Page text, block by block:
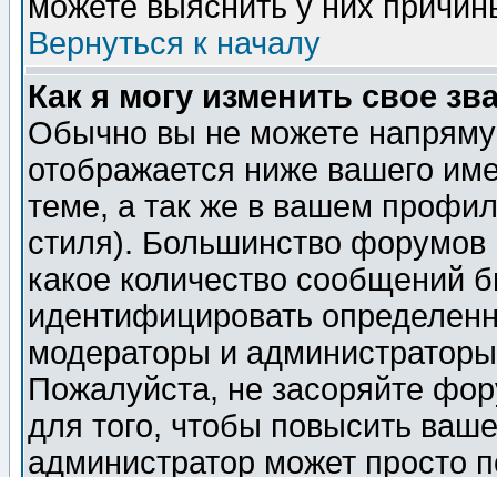
Вернуться к началу
Как я могу изменить свое
Обычно вы не можете
отображается ниже вашего
теме, а так же в вашем
стиля). Большинство форумов
какое количество сообщений
идентифицировать
модераторы и
Пожалуйста, не засоряйте
для того, чтобы повысить
администратор может просто